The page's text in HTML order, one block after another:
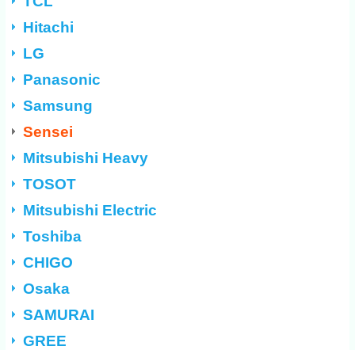
Hitachi
LG
Panasonic
Samsung
Sensei
Mitsubishi Heavy
TOSOT
Mitsubishi Electric
Toshiba
CHIGO
Osaka
SAMURAI
GREE